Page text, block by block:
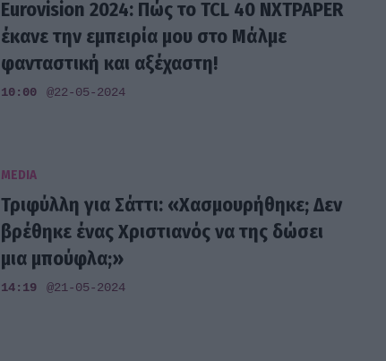
Eurovision 2024: Πώς το TCL 40 NXTPAPER
έκανε την εμπειρία μου στο Μάλμε
φανταστική και αξέχαστη!
10:00 @22-05-2024
MEDIA
Τριφύλλη για Σάττι: «Χασμουρήθηκε; Δεν
βρέθηκε ένας Χριστιανός να της δώσει
μια μπούφλα;»
14:19 @21-05-2024